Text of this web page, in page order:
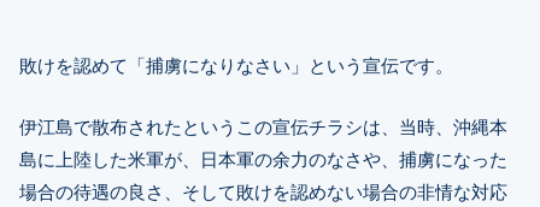
敗けを認めて「捕虜になりなさい」という宣伝です。
伊江島で散布されたというこの宣伝チラシは、当時、沖縄本
島に上陸した米軍が、日本軍の余力のなさや、捕虜になった
場合の待遇の良さ、そして敗けを認めない場合の非情な対応